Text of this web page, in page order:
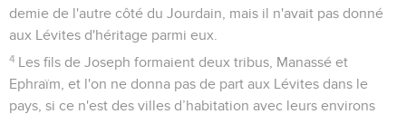
demie de l'autre côté du Jourdain, mais il n'avait pas donné
aux Lévites d'héritage parmi eux.
4 Les fils de Joseph formaient deux tribus, Manassé et
Ephraïm, et l'on ne donna pas de part aux Lévites dans le
pays, si ce n'est des villes d’habitation avec leurs environs